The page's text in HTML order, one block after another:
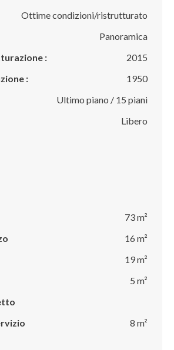
Ottime condizioni/ristrutturato
Panoramica
:
2015
:
1950
Ultimo piano / 15 piani
Libero
73 m²
16 m²
19 m²
5 m²
8 m²